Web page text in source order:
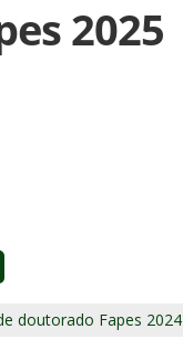
2025
doutorado Fapes 2024